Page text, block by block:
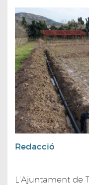
Redacció
L'Ajuntament de